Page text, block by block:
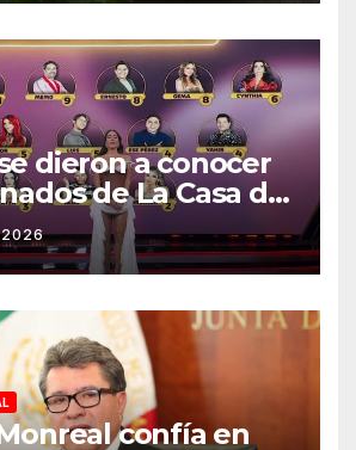
dieron a conocer
de La Casa de
México 2026 en
semana
2026
confía en